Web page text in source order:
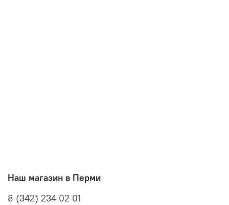
Наш магазин в Перми
8 (342) 234 02 01